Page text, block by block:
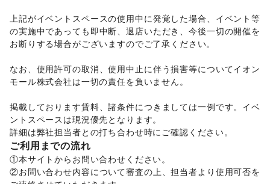
/その他美容・健康
エンタメ・ガジェット
PC・スマートフォン スマホアクセサリー/ ガジェット/
ゲーム /アニメ/ コミック・マンガ/ アイドル・芸能人
おもちゃ・ホビー/楽器・音楽機材/CD・DVD・本・雑誌 /
Webメディア・アプリ/テレビ・ドラマ/映画 /
音楽・ライブ/演劇/占い/ 公営競技・宝くじ
その他エンタメ・ガジェット
アート・デザイン
絵画・書/写真・イラストレーション
その他アート・デザイン
レジャー・スポーツ
旅行・レジャー/キャンプ・アウトドア
バスケットボール/ゴルフ/その他レジャー・スポーツ
上記がイベントスペースの使用中に発覚した場合、イベント等
の実施中であっても即中断、退店いただき、今後一切の開催を
お断りする場合がございますのでご了承ください。
なお、使用許可の取消、使用中止に伴う損害等についてイオン
モール株式会社は一切の責任を負いません。
掲載しております賃料、諸条件につきましては一例です。イベ
ントスペースは現況優先となります。
詳細は弊社担当者との打ち合わせ時にご確認ください。
ご利用までの流れ
①本サイトからお問い合わせください。
②お問い合わせ内容について審査の上、担当者より使用可否を